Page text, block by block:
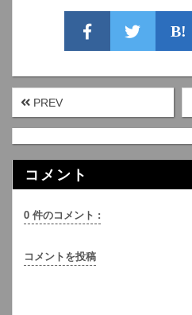
B!
PREV
コメント
0 件のコメント :
コメントを投稿